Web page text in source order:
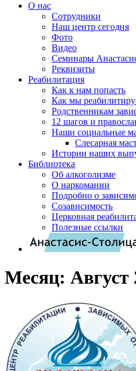
О нас
Сотрудники
Наш центр сегодня
Фото
Видео
Семинары
Реквизиты
Реабилитация
Как к нам попасть
Как мы
Родственникам
12 шагов и
Наши социальные
Слесарная
Истории наших
Библиотека
Об алкоголизме
О наркомании
Подробно о
Созависимость
Церковная
Полезные ссылки
Месяц: Август